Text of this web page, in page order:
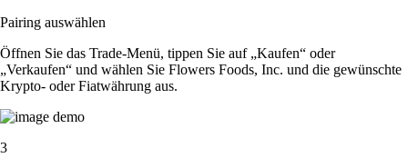
Pairing auswählen
Öffnen Sie das Trade-Menü, tippen Sie auf „Kaufen“ oder
„Verkaufen“ und wählen Sie Flowers Foods, Inc. und die gewünschte
Krypto- oder Fiatwährung aus.
3